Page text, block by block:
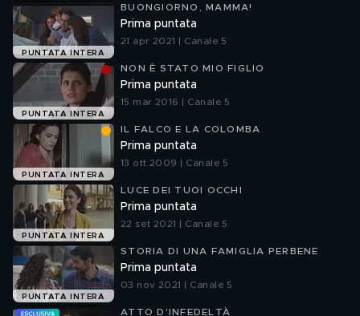
PUNTATA INTERA
BUONGIORNO, MAMMA!
Prima puntata
21 apr 2021 | Canale 5
PUNTATA INTERA
NON È STATO MIO FIGLIO
Prima puntata
15 mar 2016 | Canale 5
PUNTATA INTERA
IL FALCO E LA COLOMBA
Prima puntata
13 ott 2009 | Canale 5
PUNTATA INTERA
LUCE DEI TUOI OCCHI
Prima puntata
22 set 2021 | Canale 5
PUNTATA INTERA
STORIA DI UNA FAMIGLIA PERBENE
Prima puntata
03 nov 2021 | Canale 5
ATTO D'INFEDELTÀ